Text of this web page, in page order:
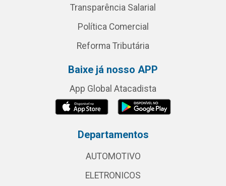
Transparência Salarial
Política Comercial
Reforma Tributária
Baixe já nosso APP
App Global Atacadista
Departamentos
AUTOMOTIVO
ELETRONICOS